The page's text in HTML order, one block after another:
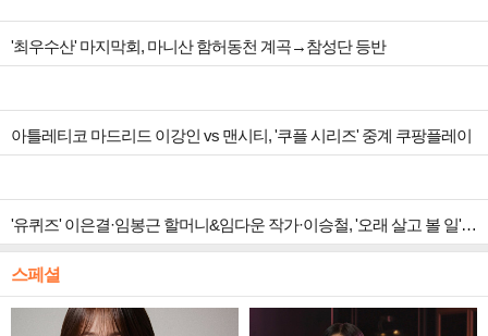
'최우수산' 마지막회, 마니산 함허동천 계곡→참성단 등반
아틀레티코 마드리드 이강인 vs 맨시티, '쿠플 시리즈' 중계 쿠팡플레이
'유퀴즈' 이은결·임봉근 할머니&임다운 작가·이승철, '오래 살고 볼 일' 특집 출격
스페셜